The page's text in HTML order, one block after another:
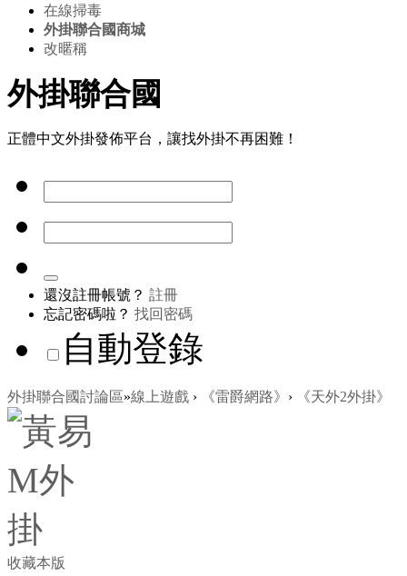
在線掃毒
外掛聯合國商城
改暱稱
外掛聯合國
正體中文外掛發佈平台，讓找外掛不再困難！
還沒註冊帳號？ 註冊
忘記密碼啦？ 找回密碼
自動登錄
外掛聯合國討論區»線上遊戲 › 《雷爵網路》 › 《天外2外掛》
收藏本版